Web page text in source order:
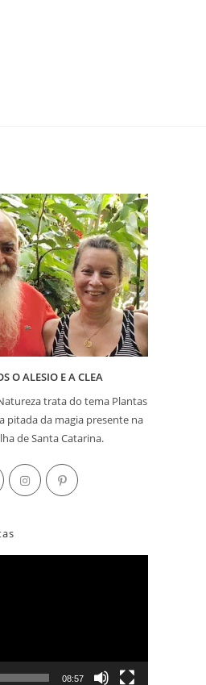
O ALESIO E A CLEA
trata do tema Plantas
pitada da magia presente na
de Santa Catarina.
Abre
em
nova
aba
Abre
em
aba
Abre
aba
08:57